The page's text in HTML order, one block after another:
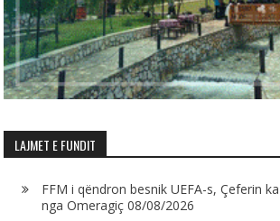
LAJMET E FUNDIT
FFM i qëndron besnik UEFA-s, Çeferin
nga Omeragiç 08/08/2026